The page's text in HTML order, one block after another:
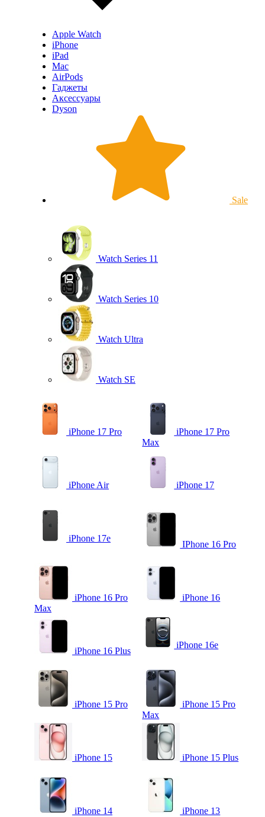
Apple Watch
iPhone
iPad
Mac
AirPods
Гаджеты
Аксессуары
Dyson
Sale
Watch Series 11
Watch Series 10
Watch Ultra
Watch SE
iPhone 17 Pro
iPhone 17 Pro
Max
iPhone Air iPhone 17
iPhone 17e
IPhone 16 Pro
iPhone 16 Pro
Max
iPhone 16
iPhone 16 Plus
iPhone 16e
iPhone 15 Pro
iPhone 15 Pro
Max
iPhone 15 iPhone 15 Plus
iPhone 14 iPhone 13